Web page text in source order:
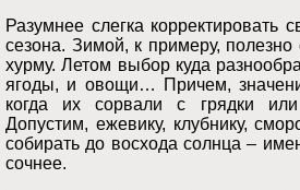
Разумнее слегка корректировать
сезона. Зимой, к примеру,
хурму. Летом выбор куда
ягоды, и овощи… Причем,
когда их сорвали с грядки
Допустим, ежевику, клубнику,
собирать до восхода солнца –
сочнее.